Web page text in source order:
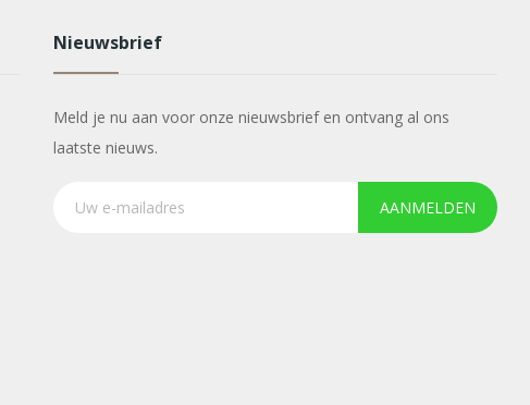
Nieuwsbrief
Meld je nu aan voor onze nieuwsbrief en ontvang al ons
laatste nieuws.
AANMELDEN